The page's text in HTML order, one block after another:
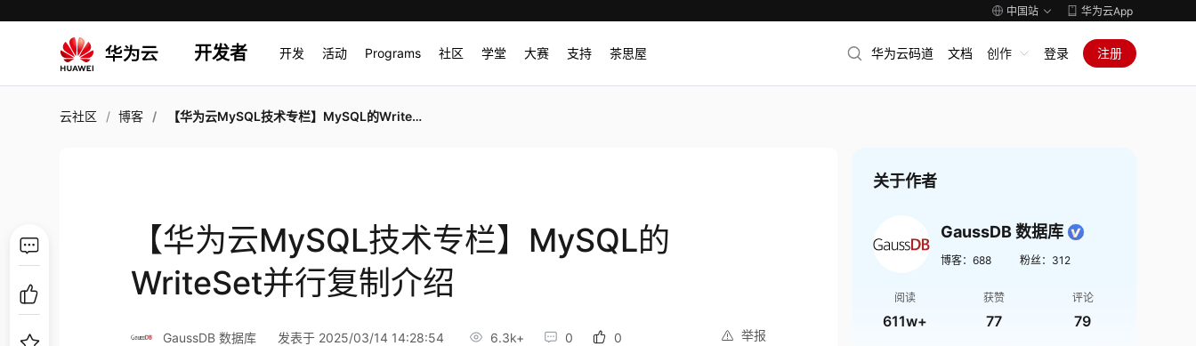
中国站 华为云App
开发者 开发 活动 Programs 社区 学堂 大赛 支持 茶思屋 华为云码道 文档 创作 登录 注册
云社区 博客 【华为云MySQL技术专栏】MySQL的WriteSet并行复制介绍
【华为云MySQL技术专栏】MySQL的
WriteSet并行复制介绍
举报
GaussDB 数据库 发表于 2025/03/14 14:28:54 6.3k+ 0 0
关于作者
GaussDB 数据库
博客： 688 粉丝： 312
阅读
611w+
获赞
77
评论
79